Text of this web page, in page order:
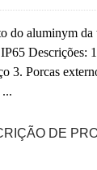
do aluminym da
Descrições:
3. Porcas
DE